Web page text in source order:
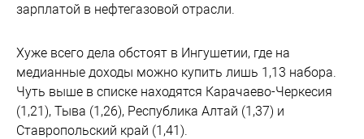
зарплатой в нефтегазовой отрасли.
Хуже всего дела обстоят в Ингушетии, где на
медианные доходы можно купить лишь 1,13 набора.
Чуть выше в списке находятся Карачаево-Черкесия
(1,21), Тыва (1,26), Республика Алтай (1,37) и
Ставропольский край (1,41).